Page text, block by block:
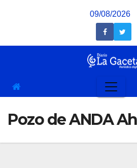
09/08/2026
Pozo de ANDA